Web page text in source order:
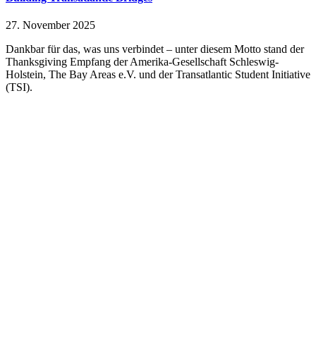
27. November 2025
Dankbar für das, was uns verbindet – unter diesem Motto stand der
Thanksgiving Empfang der Amerika-Gesellschaft Schleswig-
Holstein, The Bay Areas e.V. und der Transatlantic Student Initiative
(TSI).